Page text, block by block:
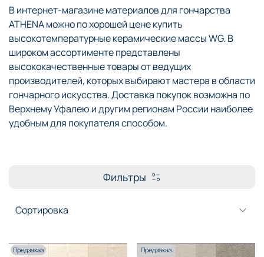
В интернет-магазине материалов для гончарства
ATHENA можно по хорошей цене купить
высокотемпературные керамические массы WG. В
широком ассортименте представлены
высококачественные товары от ведущих
производителей, которых выбирают мастера в области
гончарного искусства. Доставка покупок возможна по
Верхнему Уфалею и другим регионам России наиболее
удобным для покупателя способом.
Фильтры
Предзаказ Предзаказ